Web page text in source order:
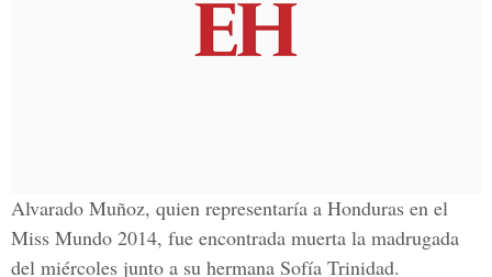
Alvarado Muñoz, quien representaría a Honduras en el
Miss Mundo 2014, fue encontrada muerta la madrugada
del miércoles junto a su hermana Sofía Trinidad.